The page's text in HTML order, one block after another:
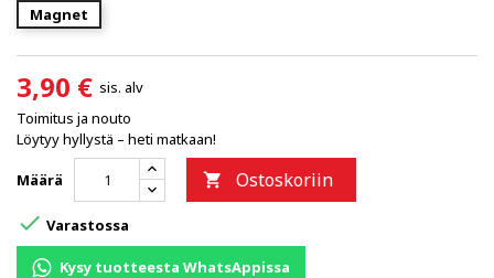
Magnet
3,90 € sis. alv
Toimitus ja nouto
Löytyy hyllystä – heti matkaan!
Määrä  Ostoskoriin
 Varastossa
Kysy tuotteesta WhatsAppissa